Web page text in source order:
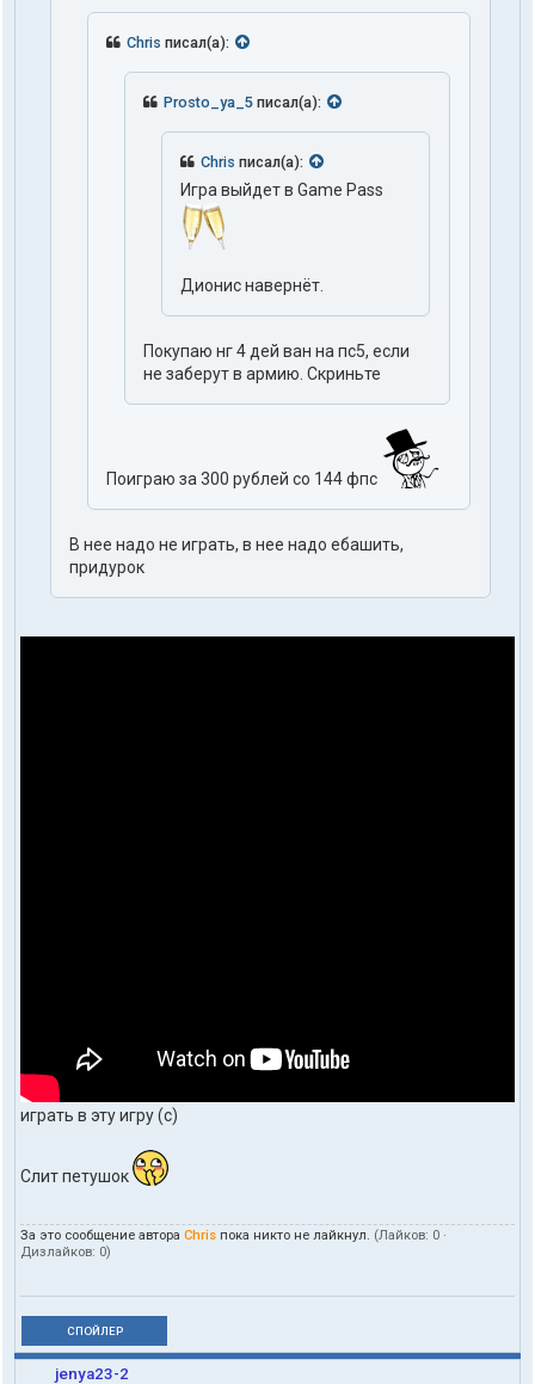
Chris писал(а):
Prosto_ya_5 писал(а):
Chris писал(а):
Игра выйдет в Game Pass
Дионис навернёт.
Покупаю нг 4 дей ван на пс5, если
не заберут в армию. Скриньте
Поиграю за 300 рублей со 144 фпс
В нее надо не играть, в нее надо ебашить,
придурок
играть в эту игру (с)
Слит петушок
За это сообщение автора Chris пока никто не лайкнул. (Лайков: 0 ·
Дизлайков: 0)
СПОЙЛЕР
jenya23-2